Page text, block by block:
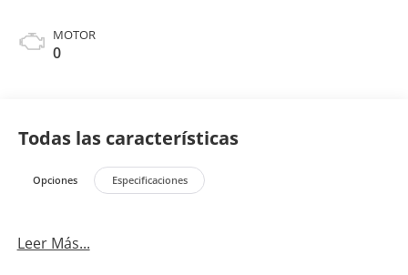
MOTOR
0
Todas las características
Opciones Especificaciones
Leer Más...